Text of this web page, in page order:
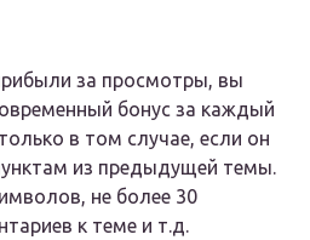
за просмотры, вы
бонус за каждый
в том случае, если он
из предыдущей темы.
не более 30
к теме и т.д.